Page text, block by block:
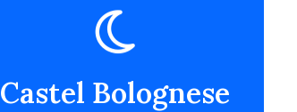
Castel Bolognese